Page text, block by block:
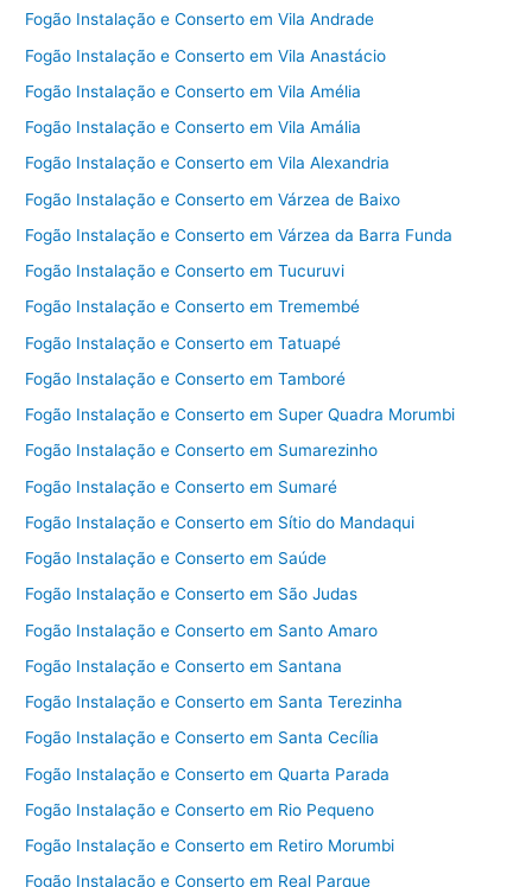
Fogão Instalação e Conserto em Vila Andrade
Fogão Instalação e Conserto em Vila Anastácio
Fogão Instalação e Conserto em Vila Amélia
Fogão Instalação e Conserto em Vila Amália
Fogão Instalação e Conserto em Vila Alexandria
Fogão Instalação e Conserto em Várzea de Baixo
Fogão Instalação e Conserto em Várzea da Barra Funda
Fogão Instalação e Conserto em Tucuruvi
Fogão Instalação e Conserto em Tremembé
Fogão Instalação e Conserto em Tatuapé
Fogão Instalação e Conserto em Tamboré
Fogão Instalação e Conserto em Super Quadra Morumbi
Fogão Instalação e Conserto em Sumarezinho
Fogão Instalação e Conserto em Sumaré
Fogão Instalação e Conserto em Sítio do Mandaqui
Fogão Instalação e Conserto em Saúde
Fogão Instalação e Conserto em São Judas
Fogão Instalação e Conserto em Santo Amaro
Fogão Instalação e Conserto em Santana
Fogão Instalação e Conserto em Santa Terezinha
Fogão Instalação e Conserto em Santa Cecília
Fogão Instalação e Conserto em Quarta Parada
Fogão Instalação e Conserto em Rio Pequeno
Fogão Instalação e Conserto em Retiro Morumbi
Fogão Instalação e Conserto em Real Parque